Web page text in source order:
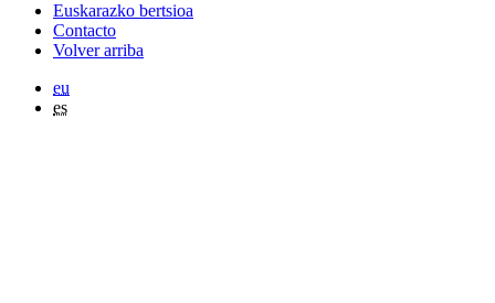
Euskarazko bertsioa
Contacto
Volver arriba
eu
es